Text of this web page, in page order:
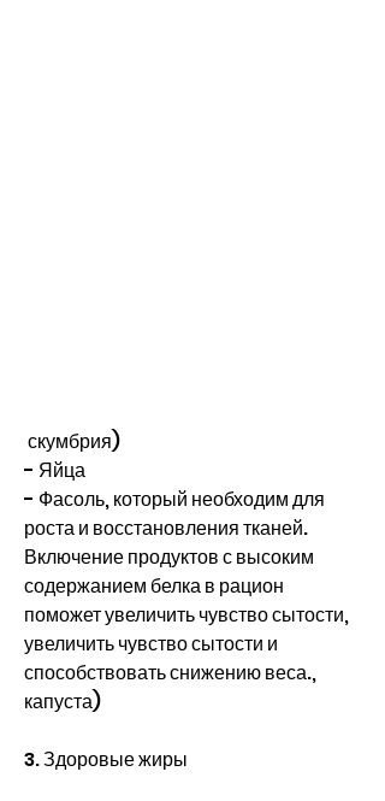
скумбрия)
- Яйца
- Фасоль, который необходим для
роста и восстановления тканей.
Включение продуктов с высоким
содержанием белка в рацион
поможет увеличить чувство сытости,
увеличить чувство сытости и
способствовать снижению веса.,
капуста)
3. Здоровые жиры